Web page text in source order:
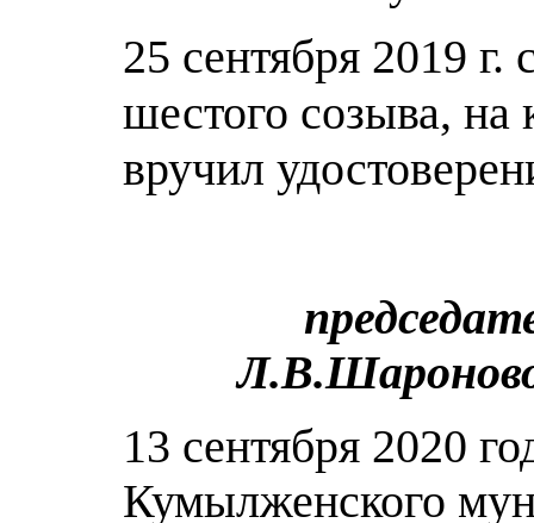
25 сентября 2019
шестого созыва,
вручил
13 сентября 2020
Кумылженского